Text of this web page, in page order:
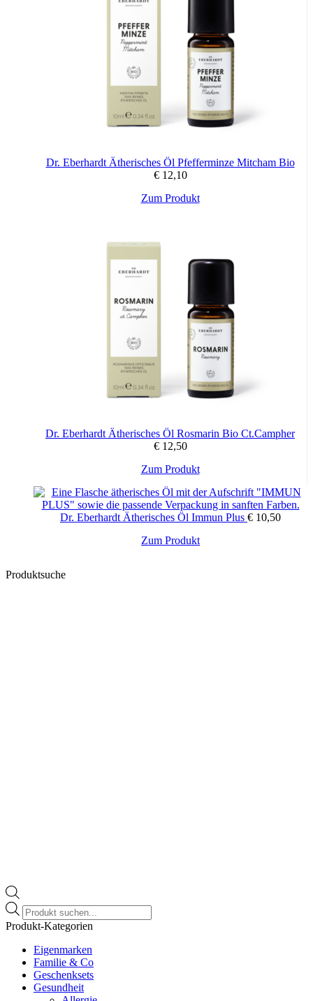
Dr. Eberhardt Ätherisches Öl Pfefferminze Mitcham Bio
€12,10
Zum Produkt
Dr. Eberhardt Ätherisches Öl Rosmarin Bio Ct.Campher
€12,50
Zum Produkt
Dr. Eberhardt Ätherisches Öl Immun Plus € 10,50
Zum Produkt
Produktsuche
Products
search
Produkt-Kategorien
Eigenmarken
Familie & Co
Geschenksets
Gesundheit